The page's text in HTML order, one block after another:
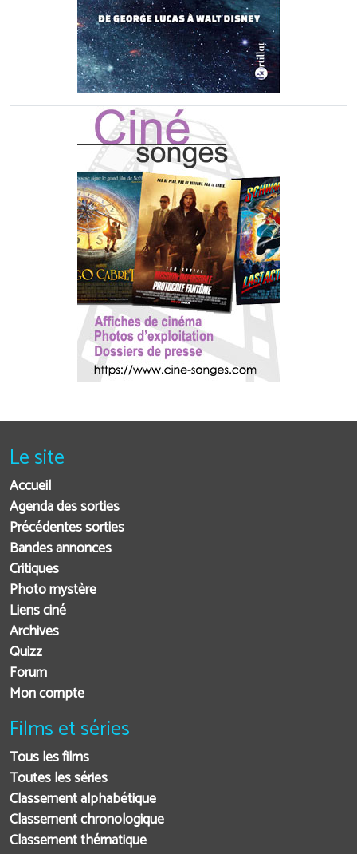
Le site
Accueil
Agenda des sorties
Précédentes sorties
Bandes annonces
Critiques
Photo mystère
Liens ciné
Archives
Quizz
Forum
Mon compte
Films et séries
Tous les films
Toutes les séries
Classement alphabétique
Classement chronologique
Classement thématique